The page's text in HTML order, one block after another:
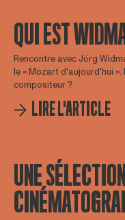
QUI EST
Rencontre avec Jörg
le « Mozart d'aujourd'hui ».
compositeur ?
LIRE L'ARTICLE
UNE SÉLECTION